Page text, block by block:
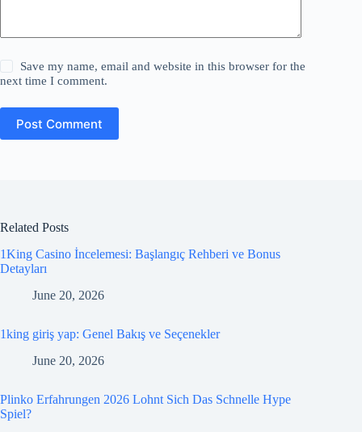
Save my name, email and website in this browser for the
next time I comment.
Post Comment
Related Posts
1King Casino İncelemesi: Başlangıç Rehberi ve Bonus
Detayları
June 20, 2026
1king giriş yap: Genel Bakış ve Seçenekler
June 20, 2026
Plinko Erfahrungen 2026 Lohnt Sich Das Schnelle Hype
Spiel?